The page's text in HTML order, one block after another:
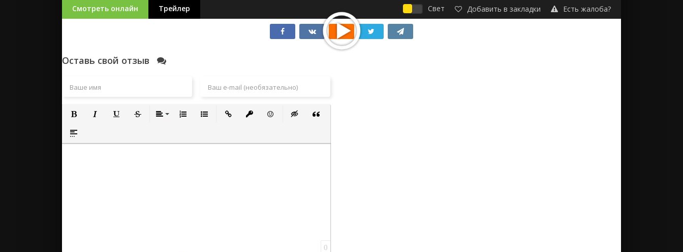
Смотреть онлайн Трейлер Свет Добавить в закладки Есть жалоба?
Оставь свой отзыв
Полужирный
Вставка спойлера
0